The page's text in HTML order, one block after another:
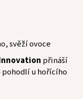
svěží ovoce
přináší
u hořícího